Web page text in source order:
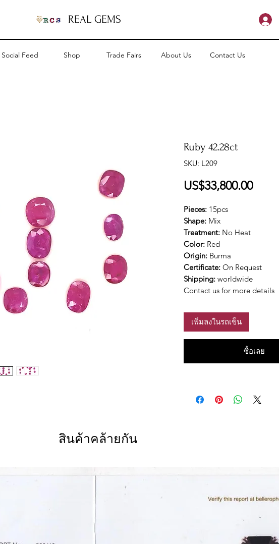
REAL GEMS
Social Feed Shop Trade Fairs About Us Contact Us
สินค้าคล้ายกัน
Ruby 42.28ct
SKU: L209
US$33,800.00ราคา
Pieces: 15pcs
Shape: Mix
Treatment: No Heat
Color: Red
Origin: Burma
Certificate: On Request
Shipping: worldwide
Contact us for more details
เพิ่มลงในรถเข็น
ซื้อเลย